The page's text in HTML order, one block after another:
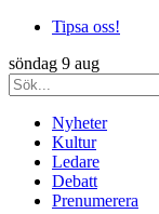
Tipsa oss!
söndag 9 aug
Nyheter
Kultur
Ledare
Debatt
Prenumerera